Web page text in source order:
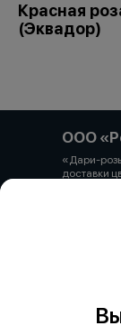
Красная
(Эквадор)
ООО
«Дари-
доставки
выдано
Витебска
онлайн
наличие